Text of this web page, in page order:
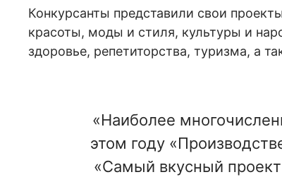
Конкурсанты представили свои
красоты, моды и стиля, культуры и
здоровье, репетиторства, туризма, а
«Наиболее
этом году
«Самый вкусный